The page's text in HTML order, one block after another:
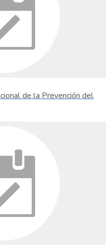
de la Prevención del